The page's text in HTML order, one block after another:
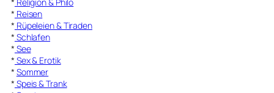
* Reisen
* Rüpeleien & Tiraden
* Schlafen
* See
* Sex & Erotik
* Sommer
* Speis & Trank